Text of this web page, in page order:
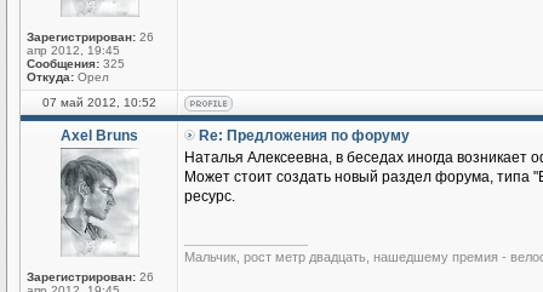
Зарегистрирован: 26
апр 2012, 19:45
Сообщения: 325
Откуда: Орел
07 май 2012, 10:52
Axel Bruns
Зарегистрирован: 26
Re: Предложения по форуму
Наталья Алексеевна, в беседах иногда
Может стоит создать новый раздел форума, типа
ресурс.
Мальчик, рост метр двадцать, нашедшему премия -